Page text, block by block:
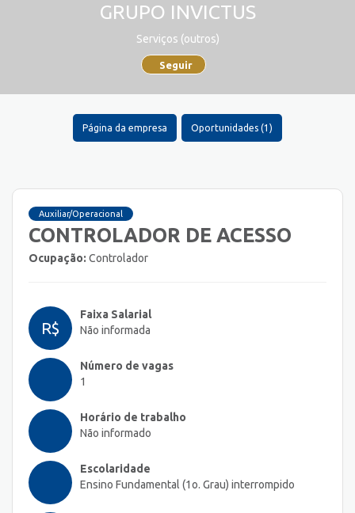
GRUPO INVICTUS
Serviços (outros)
Seguir
Página da empresa Oportunidades (1)
Auxiliar/Operacional
CONTROLADOR DE ACESSO
Ocupação: Controlador
R$
Faixa Salarial
Não informada
Número de vagas
1
Horário de trabalho
Não informado
Escolaridade
Ensino Fundamental (1o. Grau) interrompido